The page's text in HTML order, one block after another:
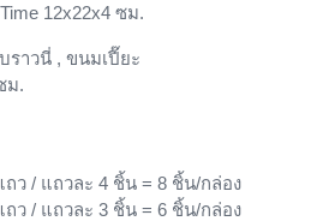
12x22x4 ซม.
ราวนี่ , ขนมเปี๊ยะ
ม.
ว / แถวละ 4 ชิ้น = 8 ชิ้น/กล่อง
ว / แถวละ 3 ชิ้น = 6 ชิ้น/กล่อง